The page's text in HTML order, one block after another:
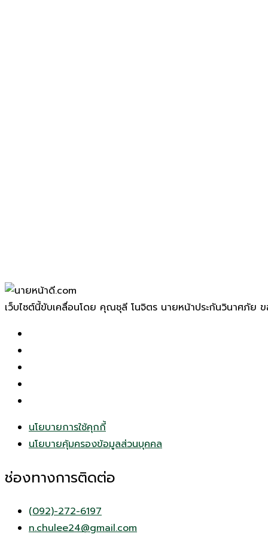
เว็บไซต์นี้ขับเคลื่อนโดย คุณชุลี โนจิตร นายหน้าประกันวินาศภัย
นโยบายการใช้คุกกี้
นโยบายคุ้มครองข้อมูลส่วนบุคคล
ช่องทางการติดต่อ
(092)-272-6197
n.chulee24@gmail.com